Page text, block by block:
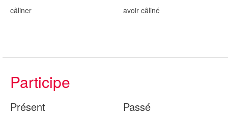
câliner avoir câliné
Participe
Présent Passé